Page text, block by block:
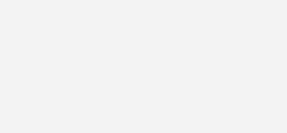
sorgen Dicken von 6, 8 und 10 mm
3210 mm, 2550 x 3210 mm und 2250 x
ästhetische Ansprüche ist Luxclear auf